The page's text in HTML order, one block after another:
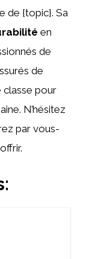
de {topic}. Sa
en
de
de
classe pour
N’hésitez
par vous-